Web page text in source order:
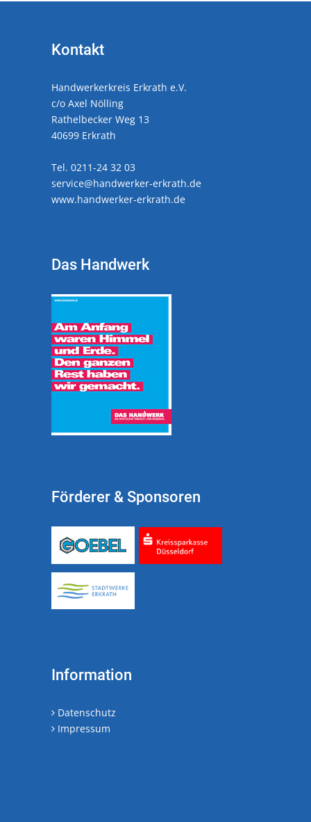
Kontakt
Handwerkerkreis Erkrath e.V.
c/o Axel Nölling
Rathelbecker Weg 13
40699 Erkrath
Tel. 0211-24 32 03
service@handwerker-erkrath.de
www.handwerker-erkrath.de
Das Handwerk
Förderer & Sponsoren
Information
Datenschutz
Impressum